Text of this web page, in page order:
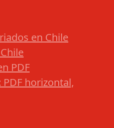
en Chile
PDF
horizontal,